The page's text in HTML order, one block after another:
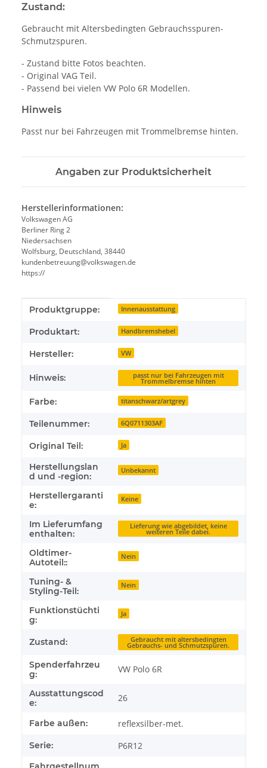
Zustand:
Gebraucht mit Altersbedingten Gebrauchsspuren-
Schmutzspuren.
- Zustand bitte Fotos beachten.
- Original VAG Teil.
- Passend bei vielen VW Polo 6R Modellen.
Hinweis
Passt nur bei Fahrzeugen mit Trommelbremse hinten.
Angaben zur Produktsicherheit
Herstellerinformationen:
Volkswagen AG
Berliner Ring 2
Niedersachsen
Wolfsburg, Deutschland, 38440
kundenbetreuung@volkswagen.de
https://
Produkteigenschaft
Wert
Produktgruppe: Innenausstattung
Produktart: Handbremshebel
Hersteller: VW
Hinweis: passt nur bei Fahrzeugen mit
Trommelbremse hinten
Farbe: titanschwarz/artgrey
Teilenummer: 6Q0711303AF
Original Teil: Ja
Herstellungslan
d und -region:
Unbekannt
Herstellergaranti
e:
Keine
Im Lieferumfang
enthalten:
Lieferung wie abgebildet, keine
weiteren Teile dabei.
Oldtimer-
Autoteil::
Nein
Tuning- &
Styling-Teil:
Nein
Funktionstüchti
g:
Ja
Zustand: Gebraucht mit altersbedingten
Gebrauchs- und Schmutzspuren.
Spenderfahrzeu
g:
VW Polo 6R
Ausstattungscod
e:
26
Farbe außen: reflexsilber-met.
Serie: P6R12